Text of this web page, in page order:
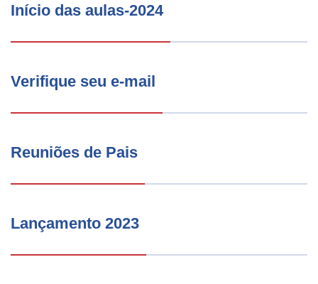
Início das aulas-2024
Verifique seu e-mail
Reuniões de Pais
Lançamento 2023